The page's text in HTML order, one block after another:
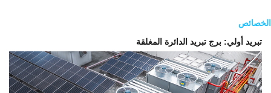
الخصائص
تبريد أولي: برج تبريد الدائرة المغلقة